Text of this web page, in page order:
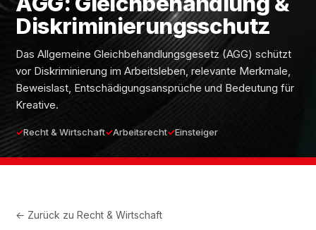
Diskriminierungsschutz
Das Allgemeine Gleichbehandlungsgesetz (AGG) schützt
vor Diskriminierung im Arbeitsleben, relevante Merkmale,
Beweislast, Entschädigungsansprüche und Bedeutung für
Kreative.
Recht & Wirtschaft Arbeitsrecht Einsteiger
← Zurück zuRecht & Wirtschaft